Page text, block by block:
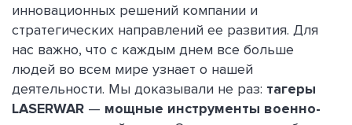
инновационных решений компании и
стратегических направлений ее развития. Для
нас важно, что с каждым днем все больше
людей во всем мире узнает о нашей
деятельности. Мы доказывали не раз: тагеры
LASERWAR — мощные инструменты военно-